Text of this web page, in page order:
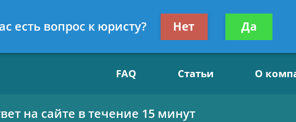
Получите консультацию
бесплатно
FAQ Статьи О
на сайте в течение 15 минут
есть вопрос к юристу? Нет Да